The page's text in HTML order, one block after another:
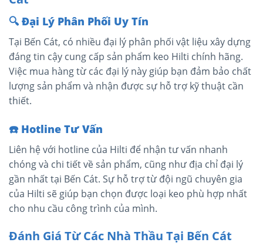
🔍Đại Lý Phân Phối Uy Tín
Tại Bến Cát, có nhiều đại lý phân phối vật liệu xây dựng
đáng tin cậy cung cấp sản phẩm keo Hilti chính hãng.
Việc mua hàng từ các đại lý này giúp bạn đảm bảo chất
lượng sản phẩm và nhận được sự hỗ trợ kỹ thuật cần
thiết.
☎️ Hotline Tư Vấn
Liên hệ với hotline của Hilti để nhận tư vấn nhanh
chóng và chi tiết về sản phẩm, cũng như địa chỉ đại lý
gần nhất tại Bến Cát. Sự hỗ trợ từ đội ngũ chuyên gia
của Hilti sẽ giúp bạn chọn được loại keo phù hợp nhất
cho nhu cầu công trình của mình.
Đánh Giá Từ Các Nhà Thầu Tại Bến Cát